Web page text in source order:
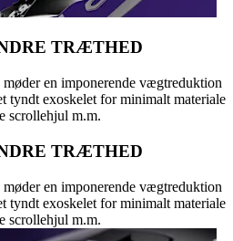
TRÆTHED
en imponerende vægtreduktion
tyndt exoskelet for minimalt materiale
scrollehjul m.m.
TRÆTHED
en imponerende vægtreduktion
tyndt exoskelet for minimalt materiale
scrollehjul m.m.